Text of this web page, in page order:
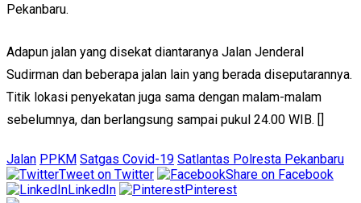
Pekanbaru.
Adapun jalan yang disekat diantaranya Jalan Jenderal
Sudirman dan beberapa jalan lain yang berada diseputarannya.
Titik lokasi penyekatan juga sama dengan malam-malam
sebelumnya, dan berlangsung sampai pukul 24.00 WIB. []
Jalan PPKM Satgas Covid-19 Satlantas Polresta Pekanbaru
Tweet on Twitter
Share on Facebook
LinkedIn
Pinterest